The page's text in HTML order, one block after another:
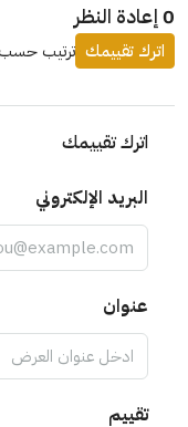
0 إعادة النظر
ترتيب حسب: اترك تقييمك
اترك تقييمك
البريد الإلكتروني
عنوان
تقييم